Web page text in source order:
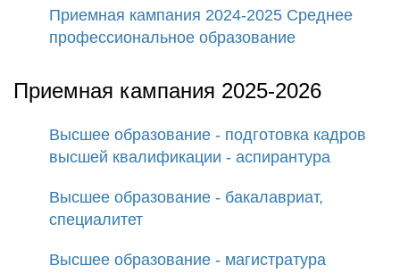
Приемная кампания 2024-2025 Среднее
профессиональное образование
Приемная кампания 2025-2026
Высшее образование - подготовка кадров
высшей квалификации - аспирантура
Высшее образование - бакалавриат,
специалитет
Высшее образование - магистратура